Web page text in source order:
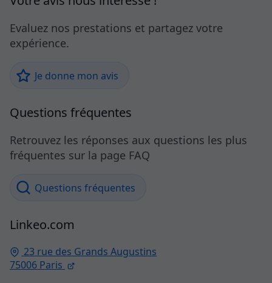
Evaluez nos prestations et partagez votre
expérience.
Je donne mon avis
Questions fréquentes
Retrouvez les réponses aux questions les plus
fréquentes sur la page FAQ
Questions fréquentes
Linkeo.com
23 rue des Grands Augustins
75006 Paris